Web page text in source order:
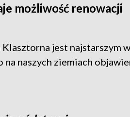
możliwość renowacji
jest najstarszym w
naszych ziemiach